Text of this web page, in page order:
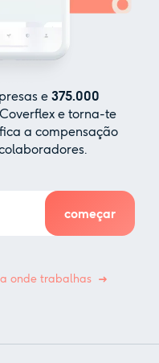
e 375.000
e torna-te
a compensação
onde trabalhas